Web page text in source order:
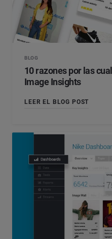
BLOG
10 razones por las
Image Insights
LEER EL BLOG POST